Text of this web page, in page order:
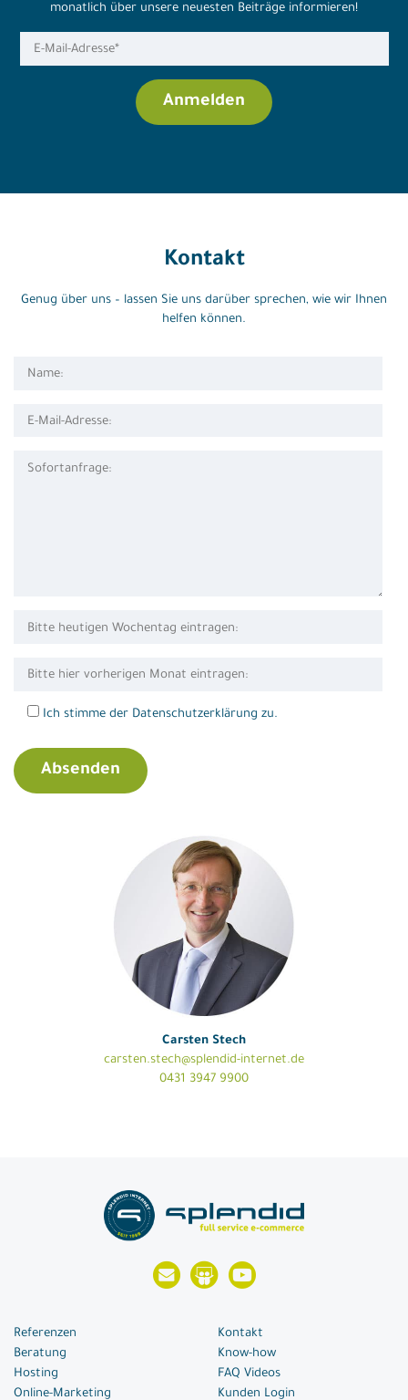
monatlich über unsere neuesten Beiträge informieren!
Kontakt
Genug über uns – lassen Sie uns darüber sprechen, wie wir Ihnen
helfen können.
Ich stimme der Datenschutzerklärung zu.
Carsten Stech
carsten.stech@splendid-internet.de
0431 3947 9900
Referenzen
Beratung
Hosting
Online-Marketing
Kontakt
Know-how
FAQ Videos
Kunden Login